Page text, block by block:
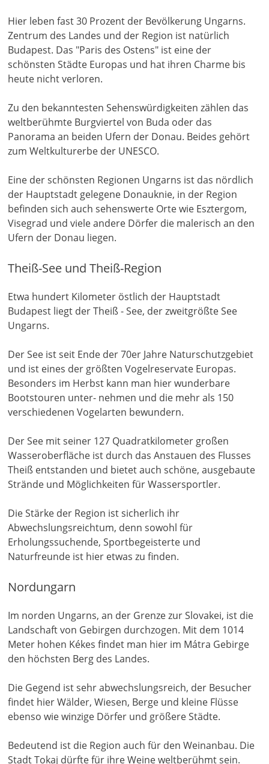
Hier leben fast 30 Prozent der Bevölkerung Ungarns.
Zentrum des Landes und der Region ist natürlich
Budapest. Das "Paris des Ostens" ist eine der
schönsten Städte Europas und hat ihren Charme bis
heute nicht verloren.
Zu den bekanntesten Sehenswürdigkeiten zählen das
weltberühmte Burgviertel von Buda oder das
Panorama an beiden Ufern der Donau. Beides gehört
zum Weltkulturerbe der UNESCO.
Eine der schönsten Regionen Ungarns ist das nördlich
der Hauptstadt gelegene Donauknie, in der Region
befinden sich auch sehenswerte Orte wie Esztergom,
Visegrad und viele andere Dörfer die malerisch an den
Ufern der Donau liegen.
Theiß-See und Theiß-Region
Etwa hundert Kilometer östlich der Hauptstadt
Budapest liegt der Theiß - See, der zweitgrößte See
Ungarns.
Der See ist seit Ende der 70er Jahre Naturschutzgebiet
und ist eines der größten Vogelreservate Europas.
Besonders im Herbst kann man hier wunderbare
Bootstouren unter- nehmen und die mehr als 150
verschiedenen Vogelarten bewundern.
Der See mit seiner 127 Quadratkilometer großen
Wasseroberfläche ist durch das Anstauen des Flusses
Theiß entstanden und bietet auch schöne, ausgebaute
Strände und Möglichkeiten für Wassersportler.
Die Stärke der Region ist sicherlich ihr
Abwechslungsreichtum, denn sowohl für
Erholungssuchende, Sportbegeisterte und
Naturfreunde ist hier etwas zu finden.
Nordungarn
Im norden Ungarns, an der Grenze zur Slovakei, ist die
Landschaft von Gebirgen durchzogen. Mit dem 1014
Meter hohen Kékes findet man hier im Mátra Gebirge
den höchsten Berg des Landes.
Die Gegend ist sehr abwechslungsreich, der Besucher
findet hier Wälder, Wiesen, Berge und kleine Flüsse
ebenso wie winzige Dörfer und größere Städte.
Bedeutend ist die Region auch für den Weinanbau. Die
Stadt Tokaj dürfte für ihre Weine weltberühmt sein.